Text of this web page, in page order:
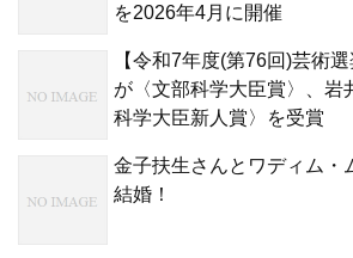
を2026年4月に開催
【令和7年度(第76回)芸術
が〈文部科学大臣賞〉、岩
科学大臣新人賞〉を受賞
金子扶生さんとワディム・
結婚！